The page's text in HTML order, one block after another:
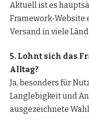
Aktuell ist es
Framework-
Versand in viele
5. Lohnt sich das
Alltag?
Ja, besonders für
Langlebigkeit und
ausgezeichnete